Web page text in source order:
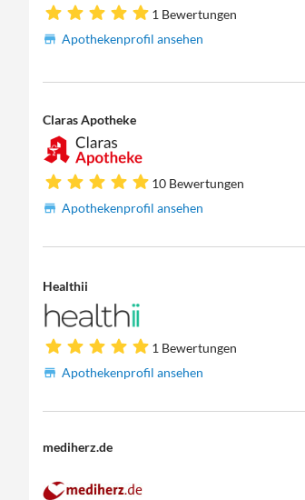
1 Bewertungen
Apothekenprofil ansehen
Claras Apotheke
10 Bewertungen
Apothekenprofil ansehen
Healthii
1 Bewertungen
Apothekenprofil ansehen
mediherz.de